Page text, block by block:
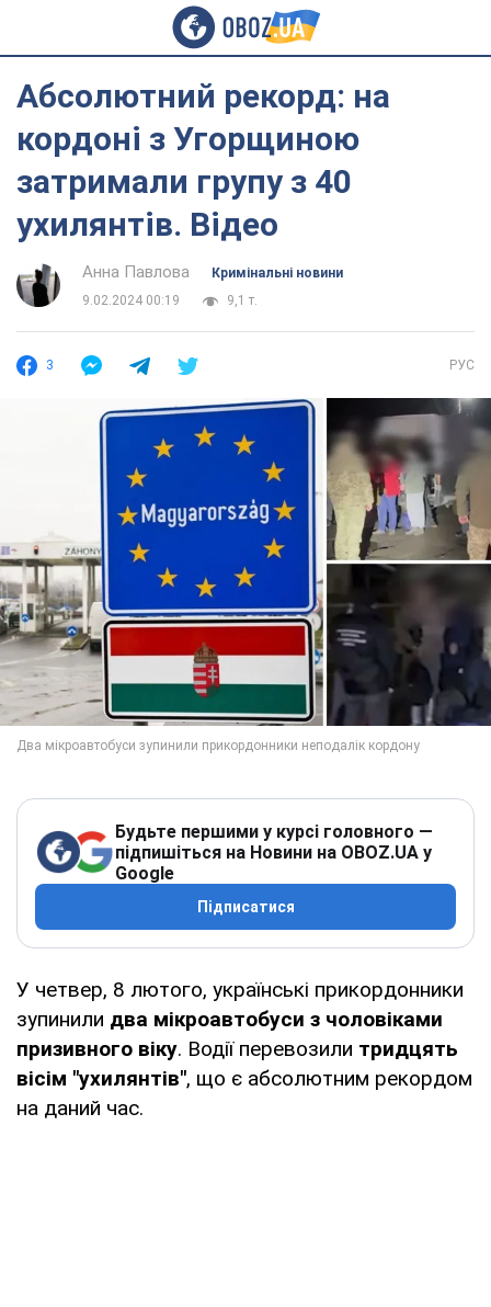
Абсолютний рекорд: на
кордоні з Угорщиною
затримали групу з 40
ухилянтів. Відео
Анна Павлова
Кримінальні новини
9.02.2024 00:19
9,1 т.
3 РУС
Будьте першими у курсі головного —
підпишіться на Новини на OBOZ.UA у
Google
Підписатися
У четвер, 8 лютого, українські прикордонники
зупинили два мікроавтобуси з чоловіками
призивного віку. Водії перевозили тридцять
вісім "ухилянтів", що є абсолютним рекордом
на даний час.